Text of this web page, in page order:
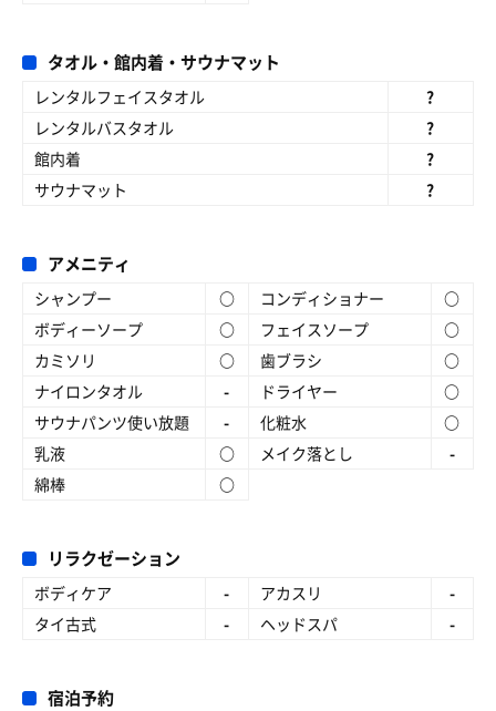
タオル・館内着・サウナマット
レンタルフェイスタオル
?
レンタルバスタオル
?
館内着
?
サウナマット
?
アメニティ
シャンプー ○ コンディショナー
○
ボディーソープ
○ フェイスソープ
○
カミソリ
○ 歯ブラシ
○
ナイロンタオル
- ドライヤー
○
サウナパンツ使い放題
- 化粧水
○
乳液
○ メイク落とし
-
綿棒
○
リラクゼーション
ボディケア - アカスリ
-
タイ古式
- ヘッドスパ -
宿泊予約